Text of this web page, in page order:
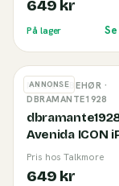
649 kr
På lager
ANNONSE
MOBILTILBEHØR ·
DBRAMANTE1928
Avenida ICON
11" Deksel Svart
Pris hos Talkmore
649 kr